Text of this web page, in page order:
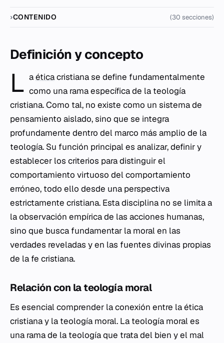
CONTENIDO (30 secciones)
Definición y concepto
L aéticacristiana se define fundamentalmente
como una rama específica de la teología
cristiana. Como tal, no existe como un sistema de
pensamiento aislado, sino que se integra
profundamente dentro del marco más amplio de la
teología. Su función principal es analizar, definir y
establecer los criterios para distinguir el
comportamiento virtuoso del comportamiento
erróneo, todo ello desde una perspectiva
estrictamente cristiana. Esta disciplina no se limita a
la observación empírica de las acciones humanas,
sino que busca fundamentar la moral en las
verdades reveladas y en las fuentes divinas propias
de la fe cristiana.
Relación con la teología moral
Es esencial comprender la conexión entre la ética
cristiana y la teología moral. La teología moral es
una rama de la teología que trata del bien y el mal